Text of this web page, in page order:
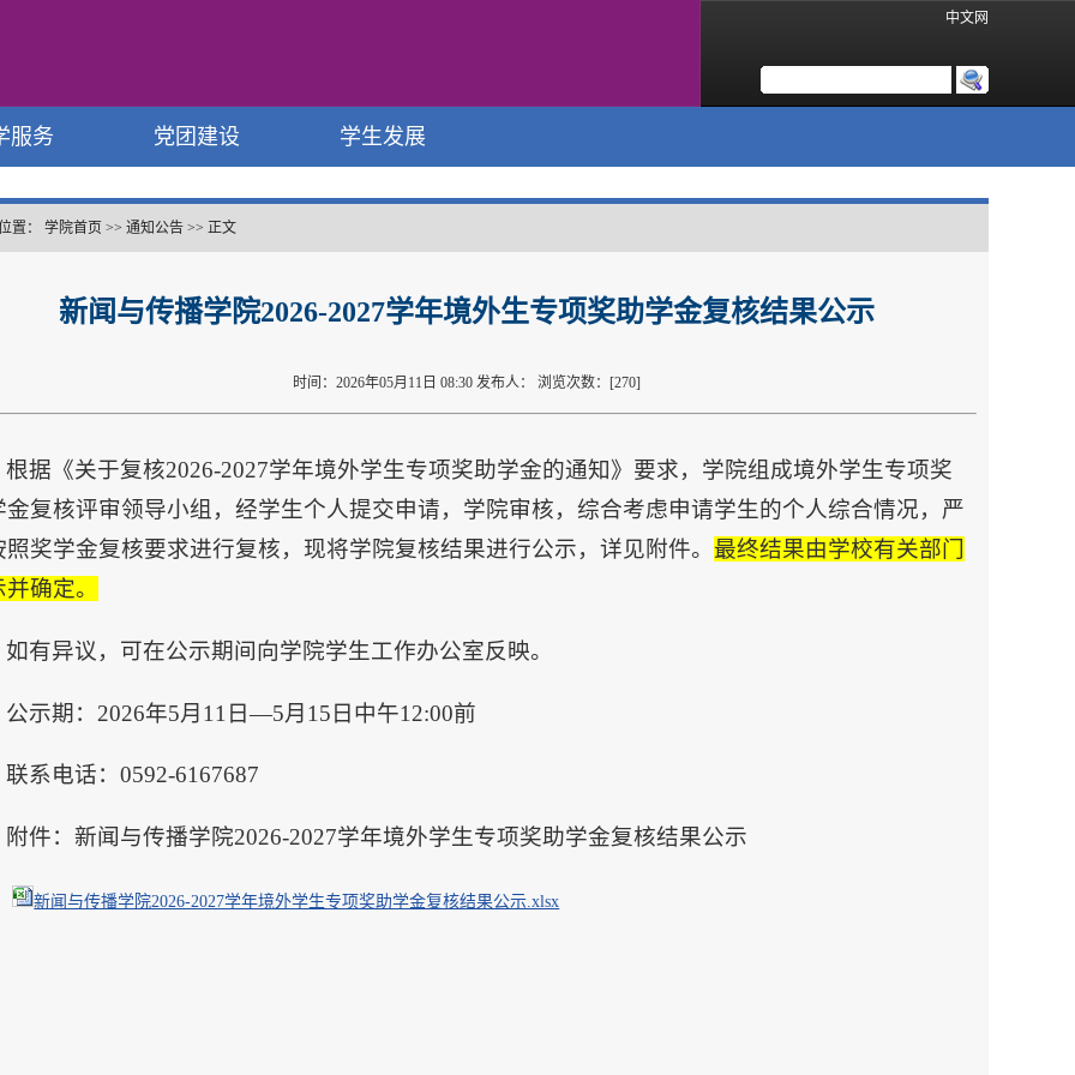
中文网
服务 党团建设 学生发展
置： 学院首页 >> 通知公告 >> 正文
新闻与传播学院2026-2027学年境外生专项奖助学金复核结果公示
时间：2026年05月11日 08:30 发布人： 浏览次数：[270]
根据《关于复核2026-2027学年境外学生专项奖助学金的通知》要求，学院组成境外学生专项奖
金复核评审领导小组，经学生个人提交申请，学院审核，综合考虑申请学生的个人综合情况，严
照奖学金复核要求进行复核，现将学院复核结果进行公示，详见附件。 最终结果由学校有关部门
确定。
如有异议，可在公示期间向学院学生工作办公室反映。
公示期：2026年5月11日—5月15日中午12:00前
联系电话：0592-6167687
附件：新闻与传播学院2026-2027学年境外学生专项奖助学金复核结果公示
新闻与传播学院2026-2027学年境外学生专项奖助学金复核结果公示.xlsx